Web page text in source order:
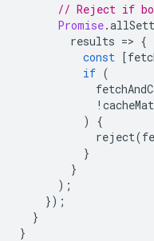
// Reject if
Promise.
results => {
const [
if (
!
)
{
reject(
}
}
);
});
}
}